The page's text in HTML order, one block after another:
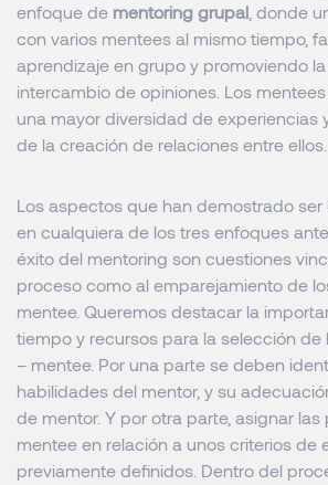
enfoque de mentoring grupal , donde
con varios mentees al mismo tiempo,
aprendizaje en grupo y promoviendo
intercambio de opiniones. Los
una mayor diversidad de experiencias
de la creación de relaciones entre ellos.
Los aspectos que han demostrado
en cualquiera de los tres enfoques
éxito del mentoring son cuestiones
proceso como al emparejamiento de
mentee. Queremos destacar la
tiempo y recursos para la selección de
– mentee. Por una parte se deben
habilidades del mentor, y su
de mentor. Y por otra parte, asignar
mentee en relación a unos criterios de
previamente definidos. Dentro del